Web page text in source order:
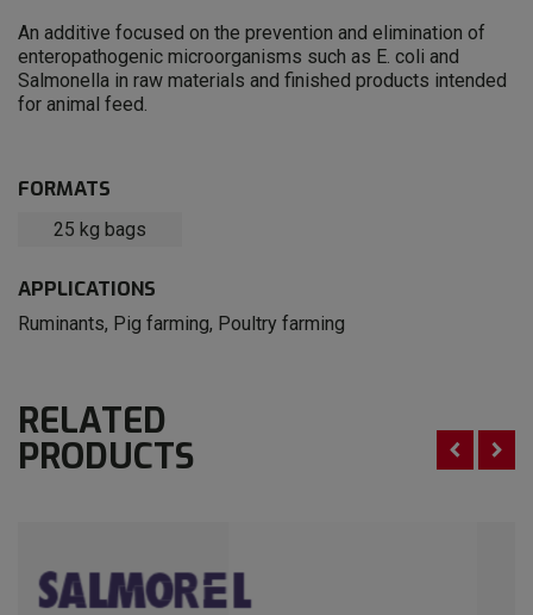
An additive focused on the prevention and elimination of
enteropathogenic microorganisms such as E. coli and
Salmonella in raw materials and finished products intended
for animal feed.
FORMATS
25 kg bags
APPLICATIONS
Ruminants, Pig farming, Poultry farming
RELATED
PRODUCTS